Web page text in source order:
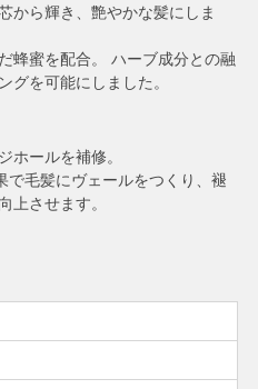
から輝き、艶やかな髪にしま
蜂蜜を配合。 ハーブ成分との融
グを可能にしました。
ホールを補修。
で毛髪にヴェールをつくり、褪
上させます。